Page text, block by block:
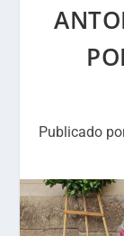
Publicado